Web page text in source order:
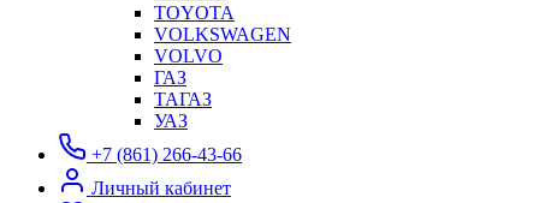
TOYOTA
VOLKSWAGEN
VOLVO
ГАЗ
ТАГАЗ
УАЗ
+7 (861) 266-43-66
Личный кабинет